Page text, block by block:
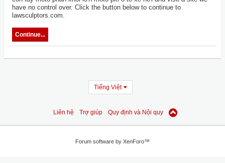
have no control over. Click the button below to continue to
lawsculptors.com.
Continue...
Tiếng Việt
Liên hệ Trợ giúp Quy định và Nội quy
Forum software by XenForo™